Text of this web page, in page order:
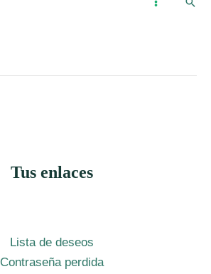
Tus enlaces
Lista de deseos
Contraseña perdida